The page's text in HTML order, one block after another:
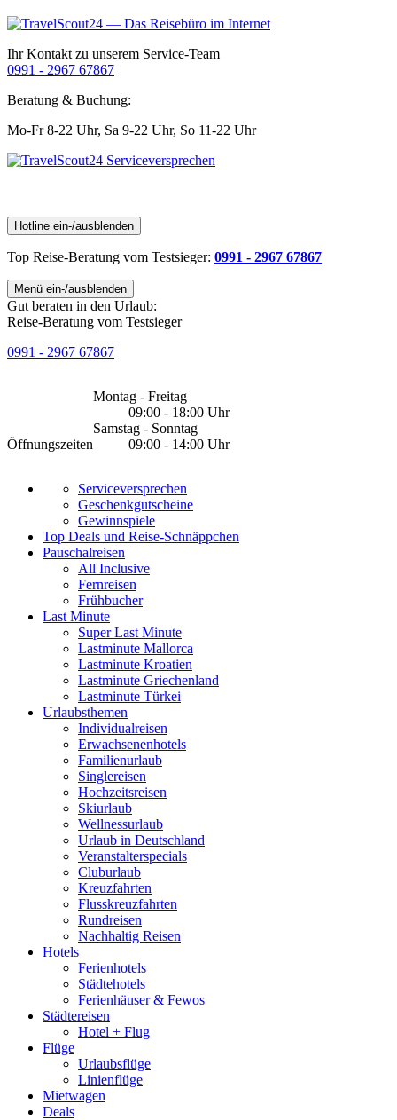
Ihr Kontakt zu unserem Service-Team
0991 - 2967 67867
Beratung & Buchung:
Mo-Fr 8-22 Uhr, Sa 9-22 Uhr, So 11-22 Uhr
Hotline ein-/ausblenden
Top Reise-Beratung vom Testsieger: 0991 - 2967 67867
Menü ein-/ausblenden
Gut beraten in den Urlaub:
Reise-Beratung vom Testsieger
0991 - 2967 67867
Öffnungszeiten
Montag - Freitag
09:00 - 18:00 Uhr
Samstag - Sonntag
09:00 - 14:00 Uhr
Serviceversprechen
Geschenkgutscheine
Gewinnspiele
Top Deals und Reise-Schnäppchen
Pauschalreisen
All Inclusive
Fernreisen
Frühbucher
Last Minute
Super Last Minute
Lastminute Mallorca
Lastminute Kroatien
Lastminute Griechenland
Lastminute Türkei
Urlaubsthemen
Individualreisen
Erwachsenenhotels
Familienurlaub
Singlereisen
Hochzeitsreisen
Skiurlaub
Wellnessurlaub
Urlaub in Deutschland
Veranstalterspecials
Cluburlaub
Kreuzfahrten
Flusskreuzfahrten
Rundreisen
Nachhaltig Reisen
Hotels
Ferienhotels
Städtehotels
Ferienhäuser & Fewos
Städtereisen
Hotel + Flug
Flüge
Urlaubsflüge
Linienflüge
Mietwagen
Deals